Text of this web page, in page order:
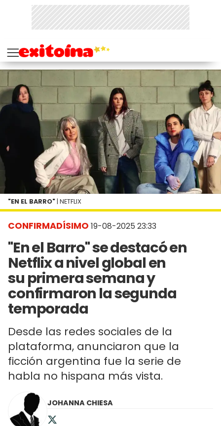
CONFIRMADÍSIMO 19-08-2025 23:33
"En el Barro" se destacó en
Netflix a nivel global en
su primera semana y
confirmaron la segunda
temporada
Desde las redes sociales de la
plataforma, anunciaron que la
ficción argentina fue la serie de
habla no hispana más vista.
"EN EL BARRO" | NETFLIX
JOHANNA CHIESA